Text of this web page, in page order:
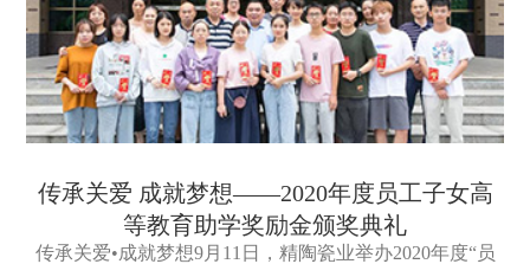
传承关爱 成就梦想——2020年度员工子女高
等教育助学奖励金颁奖典礼
传承关爱•成就梦想9月11日，精陶瓷业举办2020年度“员